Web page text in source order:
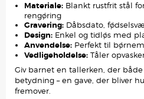
Materiale: Blankt rustfrit stål
rengøring
Gravering: Dåbsdato,
Design: Enkel og tidløs med
Anvendelse: Perfekt til
Vedligeholdelse: Tåler
Giv barnet en tallerken, der
betydning – en gave, der bliver
fremover.